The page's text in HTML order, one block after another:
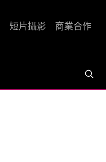
短片攝影 商業合作